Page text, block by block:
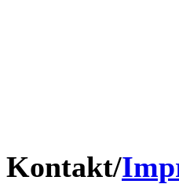
Kontakt/